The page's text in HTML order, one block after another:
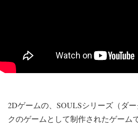
2Dゲームの、SOULSシリーズ（ダ
クのゲームとして制作されたゲーム